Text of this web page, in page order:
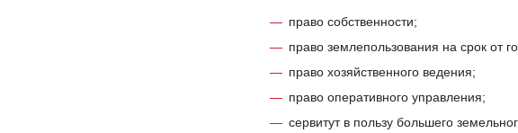
право собственности;
право землепользования на срок от
право хозяйственного ведения;
право оперативного управления;
сервитут в пользу большего